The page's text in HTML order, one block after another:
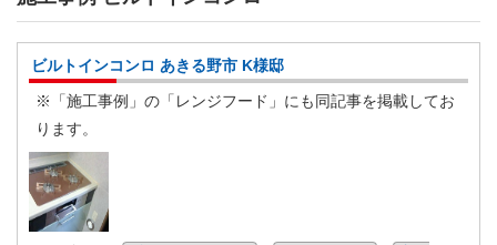
ビルトインコンロ あきる野市 K様邸
※「施工事例」の「レンジフード」にも同記事を掲載してお
ります。